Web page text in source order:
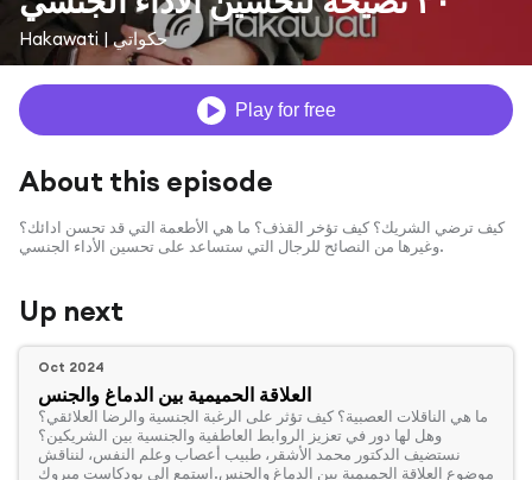
Hakawati | حكواتي
Play for free
About this episode
كيف ترضي الشريك؟ كيف تؤخر القذف؟ ما هي الأطعمة التي قد تحسن ادائك؟
وغيرها من النصائح للرجال التي ستساعد على تحسين الأداء الجنسي.
Up next
Oct 2024
العلاقة الحميمية بين الدماغ والجنس
‏ما هي الناقلات العصبية؟ كيف تؤثر على الرغبة الجنسية والرضا العلائقي؟
وهل لها دور في تعزيز الروابط العاطفية والجنسية بين الشريكين؟
نستضيف الدكتور محمد الأشقر، طبيب أعصاب وعلم النفس، لنناقش
موضوع العلاقة الحميمية بين الدماغ والجنس.استمع إلى بودكاست مبروك